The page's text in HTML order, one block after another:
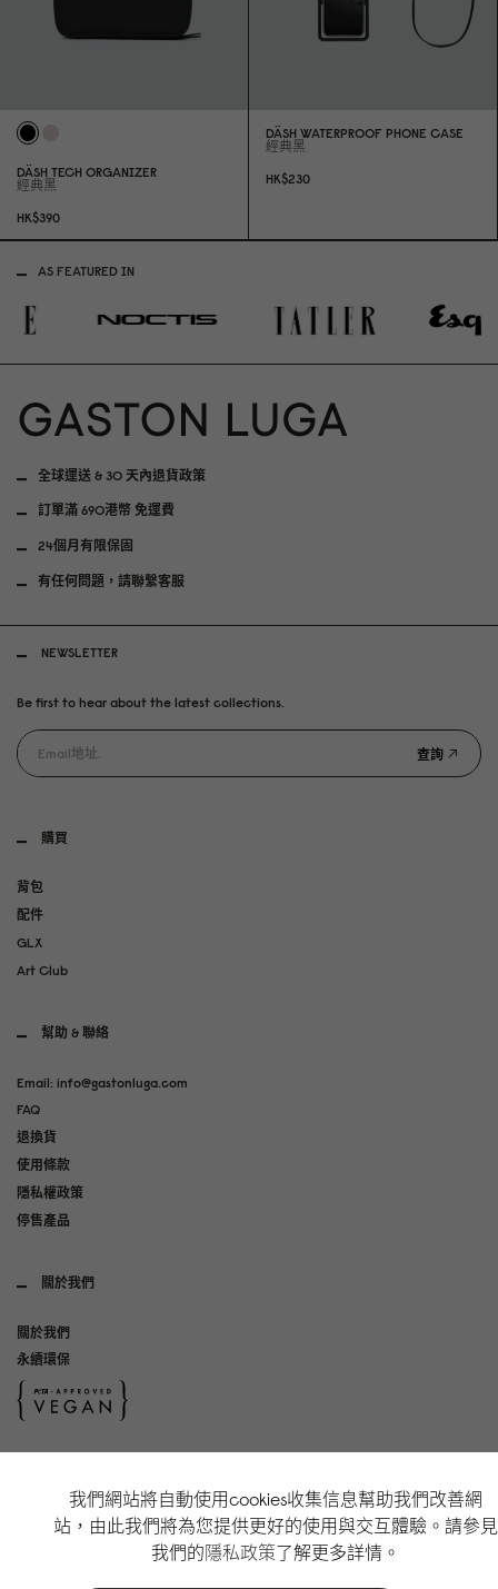
DÄSH TECH ORGANIZER
經典黑
HK$390
DÄSH WATERPROOF PHONE CASE
經典黑
HK$230
AS FEATURED IN
全球運送 & 30 天內退貨政策
訂單滿 690港幣 免運費
24個月有限保固
有任何問題，請聯繫客服
購買
背包
配件
GLX
Art Club
幫助 & 聯絡
Email: info@gastonluga.com
FAQ
退換貨
使用條款
隱私權政策
停售產品
關於我們
關於我們
永續環保
Instagram
NEWSLETTER
Be first to hear about the latest collections.
查詢
我們網站將自動使用cookies收集信息幫助我們改善網
站，由此我們將為您提供更好的使用與交互體驗。請參見
我們的隱私政策了解更多詳情。